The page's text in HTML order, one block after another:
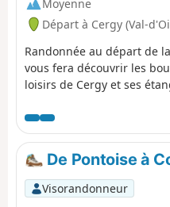
Moyenne
Départ à Cergy (Val-
Randonnée au départ de
vous fera découvrir les
loisirs de Cergy et ses
d'Oise. Vous arriverez dans
Sainte-Honorine, capitale
de la Seine et de l'Oise.
De Pontoise à
Visorandonneur